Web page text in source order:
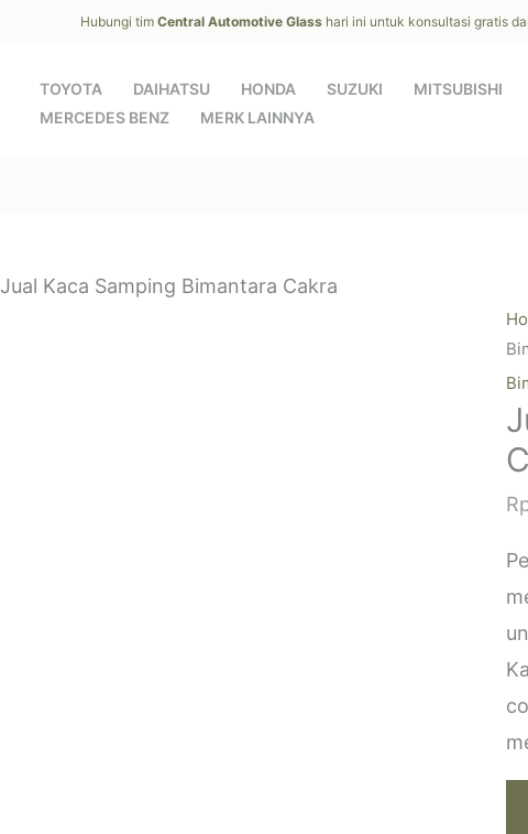
Hubungi tim Central Automotive Glass hari ini untuk konsultasi gratis
TOYOTA DAIHATSU HONDA SUZUKI MITSUBISHI
MERCEDES BENZ
MERK LAINNYA
Jual Kaca Samping Bimantara Cakra